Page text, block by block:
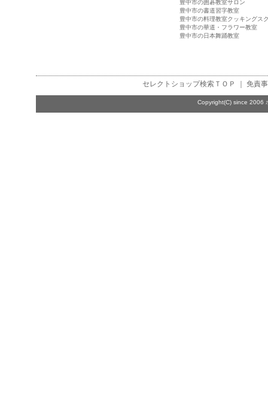
豊中市の囲碁教室サロン
豊中市の書道習字教室
豊中市の料理教室クッキングス
豊中市の華道・フラワー教室
豊中市の日本舞踊教室
セレクトショップ検索 ＴＯＰ ｜ 免責
Copyright(C) since 2006